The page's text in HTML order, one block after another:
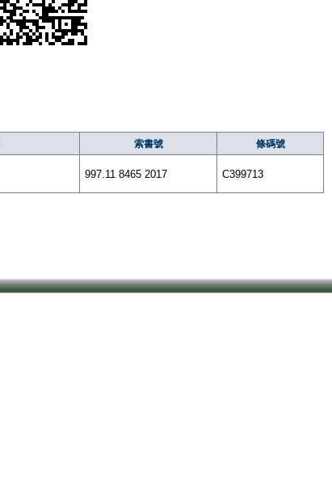
索書號 條碼號
997.11 8465 2017 C399713